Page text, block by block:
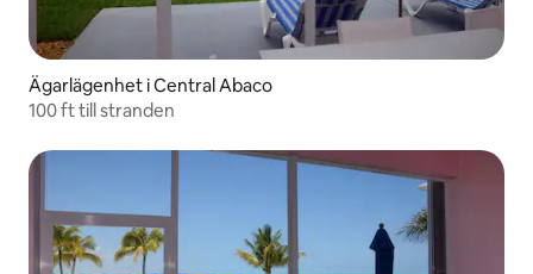
Ägarlägenhet i Central Abaco
100 ft till stranden